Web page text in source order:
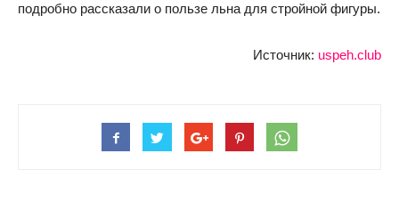
подробно рассказали о пользе льна для стройной фигуры.
Источник: uspeh.club